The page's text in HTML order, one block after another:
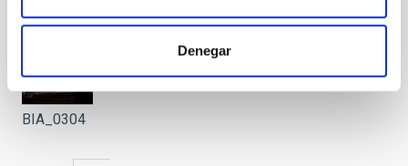
Denegar
BIA_0304